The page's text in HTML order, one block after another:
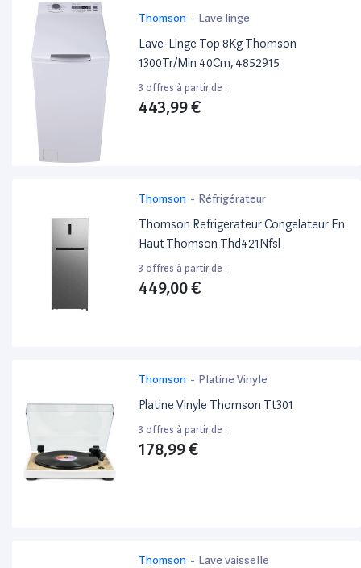
Thomson - Lave linge
Lave-Linge Top 8Kg Thomson
1300Tr/Min 40Cm, 4852915
3 offres à partir de :
443,99 €
Thomson - Réfrigérateur
Thomson Refrigerateur Congelateur En
Haut Thomson Thd421Nfsl
3 offres à partir de :
449,00 €
Thomson - Platine Vinyle
Platine Vinyle Thomson Tt301
3 offres à partir de :
178,99 €
Thomson - Lave vaisselle